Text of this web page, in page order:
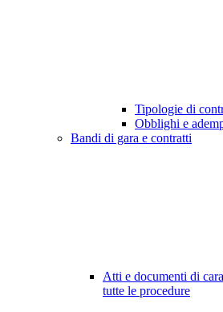
Tipologie di
Obblighi e
Bandi di gara e contratti
Atti e documenti di
tutte le procedure